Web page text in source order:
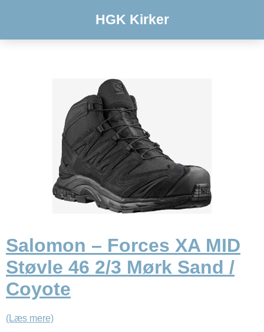
HGK Kirker
Salomon – Forces XA MID
Støvle 46 2/3 Mørk Sand /
Coyote
(Læs mere)